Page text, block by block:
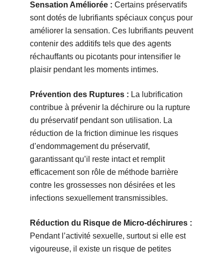
Sensation Améliorée : Certains préservatifs
sont dotés de lubrifiants spéciaux conçus pour
améliorer la sensation. Ces lubrifiants peuvent
contenir des additifs tels que des agents
réchauffants ou picotants pour intensifier le
plaisir pendant les moments intimes.
Prévention des Ruptures : La lubrification
contribue à prévenir la déchirure ou la rupture
du préservatif pendant son utilisation. La
réduction de la friction diminue les risques
d’endommagement du préservatif,
garantissant qu’il reste intact et remplit
efficacement son rôle de méthode barrière
contre les grossesses non désirées et les
infections sexuellement transmissibles.
Réduction du Risque de Micro-déchirures :
Pendant l’activité sexuelle, surtout si elle est
vigoureuse, il existe un risque de petites